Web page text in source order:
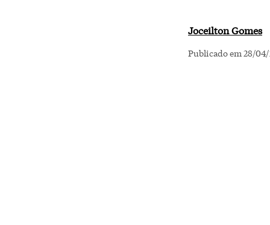
Joceilton Gomes
Publicado em 28/04/